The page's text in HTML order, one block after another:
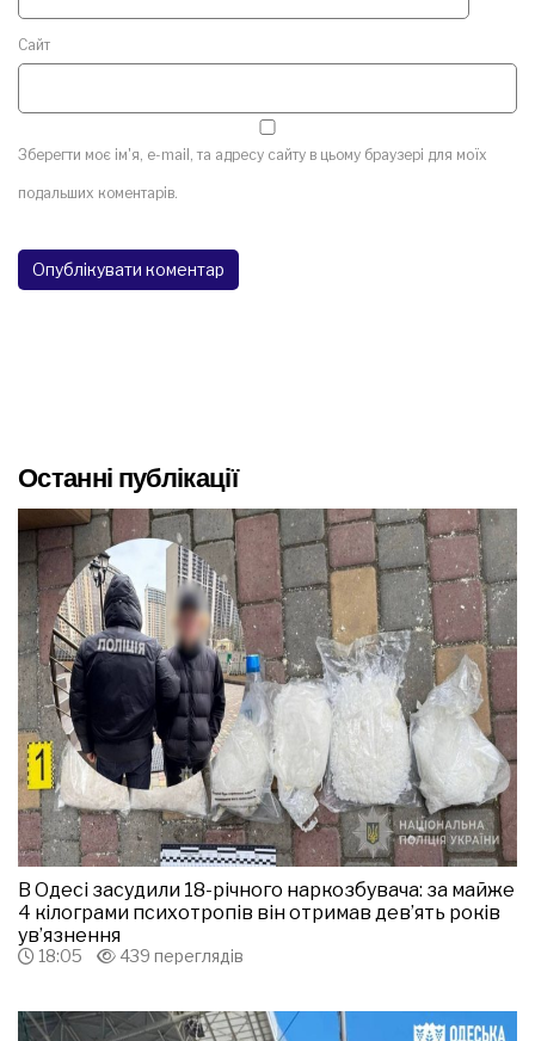
Сайт
Зберегти моє ім'я, e-mail, та адресу сайту в цьому браузері для моїх
подальших коментарів.
Останні публікації
В Одесі засудили 18-річного наркозбувача: за майже
4 кілограми психотропів він отримав дев’ять років
ув’язнення
18:05 439 переглядів